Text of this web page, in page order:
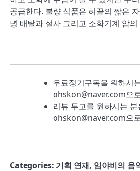
공급한다. 불량 식품은 혀끝의 짧은
녕 배탈과 설사 그리고 소화기계 암의
무료정기구독을 원하시
ohskon@naver.com으
리뷰 투고를 원하시는 분
ohskon@naver.com으
Categories: 기획 연재, 임야비의 음